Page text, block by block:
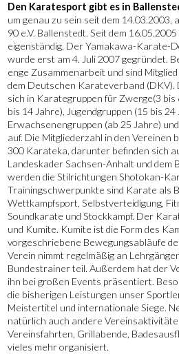
Den Karatesport gibt es in
um genau zu sein seit dem 14.03.2003,
90 e.V. Ballenstedt. Seit dem
eigenständig. Der Yamakawa-Karate-
wurde erst am 4. Juli 2007 gegründet.
enge Zusammenarbeit und sind
dem Deutschen Karateverband (DKV).
sich in Karategruppen für Zwerge(3 bis
bis 14 Jahre), Jugendgruppen (15 bis 24
Erwachsenengruppen (ab 25 Jahre)
auf. Die Mitgliederzahl in den Vereinen
300 Karateka, darunter befinden sich
Landeskader Sachsen-Anhalt und dem
werden die Stilrichtungen Shotokan-
Trainingschwerpunkte sind Karate als
Wettkampfsport, Selbstverteidigung,
Soundkarate und Stockkampf. Der
und Kumite. Kumite ist die Form des
vorgeschriebene Bewegungsabläufe
Verein nimmt regelmäßig an
Bundestrainer teil. Außerdem hat der
ihn bei großen Events präsentiert.
die bisherigen Leistungen unser
Meistertitel und internationale Siege.
natürlich auch andere
Vereinsfahrten, Grillabende,
vieles mehr organisiert.